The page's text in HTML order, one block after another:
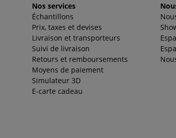
Nos services
Échantillons
Prix, taxes et devises
Livraison et transporteurs
Suivi de livraison
Retours et remboursements
Moyens de paiement
Simulateur 3D
E-carte cadeau